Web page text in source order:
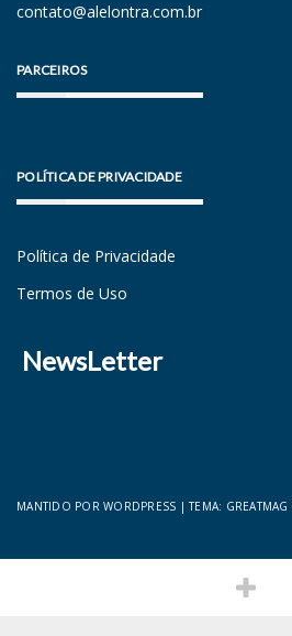
contato@alelontra.com.br
PARCEIROS
POLÍTICA DE PRIVACIDADE
Política de Privacidade
Termos de Uso
NewsLetter
MANTIDO POR WORDPRESS |TEMA: GREATMAG